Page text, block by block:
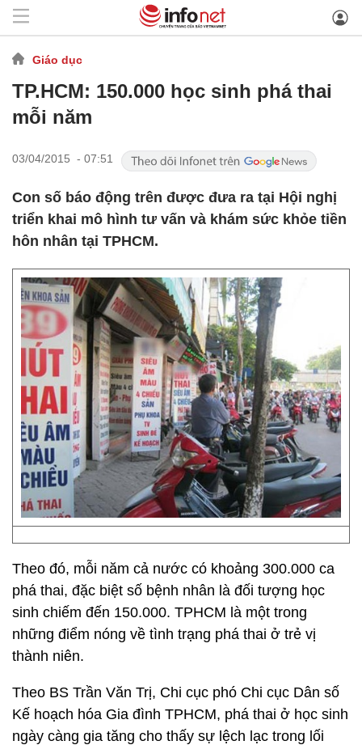
Giáo dục
TP.HCM: 150.000 học sinh phá thai
mỗi năm
03/04/2015 - 07:51
Con số báo động trên được đưa ra tại Hội nghị
triển khai mô hình tư vấn và khám sức khỏe tiền
hôn nhân tại TPHCM.
Theo đó, mỗi năm cả nước có khoảng 300.000 ca
phá thai, đặc biệt số bệnh nhân là đối tượng học
sinh chiếm đến 150.000. TPHCM là một trong
những điểm nóng về tình trạng phá thai ở trẻ vị
thành niên.
Theo BS Trần Văn Trị, Chi cục phó Chi cục Dân số
Kế hoạch hóa Gia đình TPHCM, phá thai ở học sinh
ngày càng gia tăng cho thấy sự lệch lạc trong lối